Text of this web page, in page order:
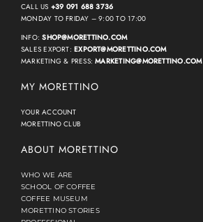
CALL US +39 091 688 3736
MONDAY TO FRIDAY – 9:00 TO 17:00
INFO:SHOP@MORETTINO.COM
SALES EXPORT:EXPORT@MORETTINO.COM
MARKETING & PRESS:MARKETING@MORETTINO.COM
MY MORETTINO
YOUR ACCOUNT
MORETTINO CLUB
ABOUT MORETTINO
WHO WE ARE
SCHOOL OF COFFEE
COFFEE MUSEUM
MORETTINO STORIES